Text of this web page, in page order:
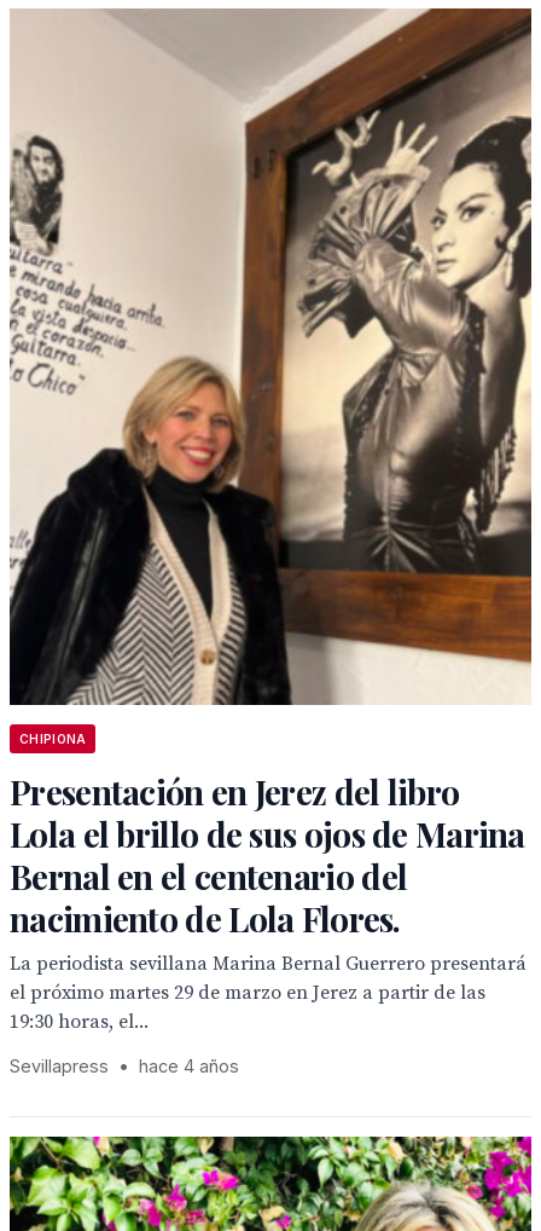
CHIPIONA
Presentación en Jerez del libro
Lola el brillo de sus ojos de Marina
Bernal en el centenario del
nacimiento de Lola Flores.
La periodista sevillana Marina Bernal Guerrero presentará
el próximo martes 29 de marzo en Jerez a partir de las
19:30 horas, el...
Sevillapress • hace 4 años